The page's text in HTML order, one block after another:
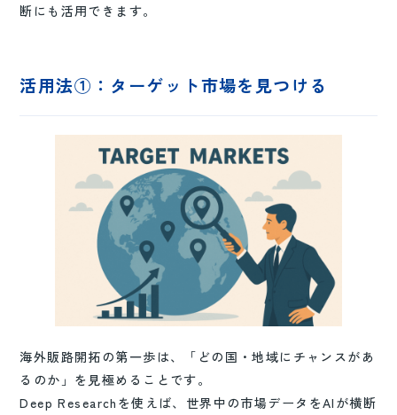
断にも活用できます。
活用法①：ターゲット市場を見つける
海外販路開拓の第一歩は、「どの国・地域にチャンスがあ
るのか」を見極めることです。
Deep Researchを使えば、世界中の市場データをAIが横断